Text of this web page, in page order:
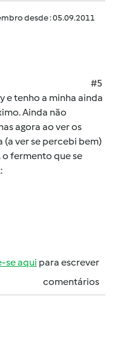
desde : 05.09.2011
#5
e tenho a minha ainda
Ainda não
agora ao ver os
ver se percebi bem)
fermento que se
se aqui para escrever
comentários